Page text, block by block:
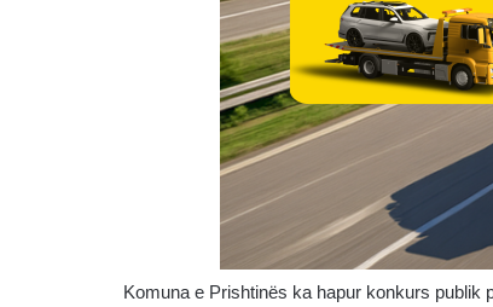
Komuna e Prishtinës ka hapur konkurs publik